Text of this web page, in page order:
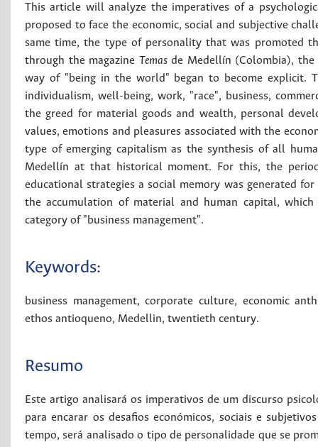
This article will analyze the imperatives of a
proposed to face the economic, social and subjective
same time, the type of personality that was promoted
through the magazine Temasde Medellín (Colombia), the
way of "being in the world" began to become explicit.
individualism, well-being, work, "race", business,
the greed for material goods and wealth, personal
values, emotions and pleasures associated with the
type of emerging capitalism as the synthesis of all
Medellín at that historical moment. For this, the
educational strategies a social memory was generated
the accumulation of material and human capital,
category of "business management".
Keywords:
business management,corporate culture, economic
ethos antioqueno, Medellin, twentieth century.
Resumo
Este artigo analisará os imperativos de um discurso
para encarar os desafios económicos, sociais e
tempo, será analisado o tipo de personalidade que se